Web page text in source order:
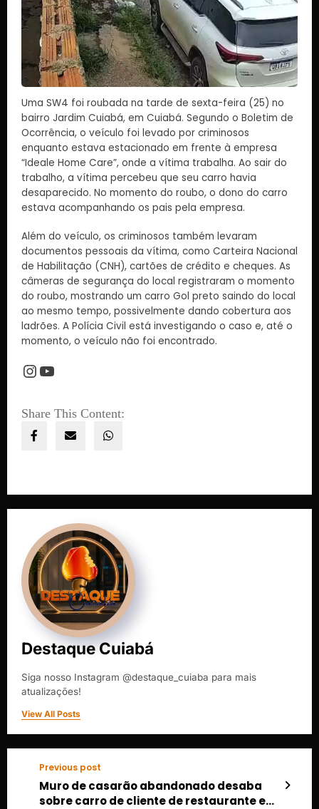
Uma SW4 foi roubada na tarde de sexta-feira (25) no
bairro Jardim Cuiabá, em Cuiabá. Segundo o Boletim de
Ocorrência, o veículo foi levado por criminosos
enquanto estava estacionado em frente à empresa
“Ideale Home Care”, onde a vítima trabalha. Ao sair do
trabalho, a vítima percebeu que seu carro havia
desaparecido. No momento do roubo, o dono do carro
estava acompanhando os pais pela empresa.
Além do veículo, os criminosos também levaram
documentos pessoais da vítima, como Carteira Nacional
de Habilitação (CNH), cartões de crédito e cheques. As
câmeras de segurança do local registraram o momento
do roubo, mostrando um carro Gol preto saindo do local
ao mesmo tempo, possivelmente dando cobertura aos
ladrões. A Polícia Civil está investigando o caso e, até o
momento, o veículo não foi encontrado.
Share This Content:
Destaque Cuiabá
Siga nosso Instagram @destaque_cuiaba para mais
atualizações!
View All Posts
Previous post
Muro de casarão abandonado desaba
sobre carro de cliente de restaurante em